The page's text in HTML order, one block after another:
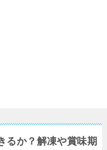
るか？解凍や賞味期